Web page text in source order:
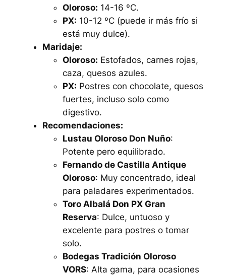
Oloroso: 14-16 ºC.
PX: 10-12 ºC (puede ir más frío si
está muy dulce).
Maridaje:
Oloroso: Estofados, carnes rojas,
caza, quesos azules.
PX: Postres con chocolate, quesos
fuertes, incluso solo como
digestivo.
Recomendaciones:
Lustau Oloroso Don Nuño:
Potente pero equilibrado.
Fernando de Castilla Antique
Oloroso: Muy concentrado, ideal
para paladares experimentados.
Toro Albalá Don PX Gran
Reserva: Dulce, untuoso y
excelente para postres o tomar
solo.
Bodegas Tradición Oloroso
VORS: Alta gama, para ocasiones